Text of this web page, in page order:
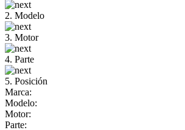
2. Modelo
3. Motor
4. Parte
5. Posición
Marca:
Modelo:
Motor:
Parte: